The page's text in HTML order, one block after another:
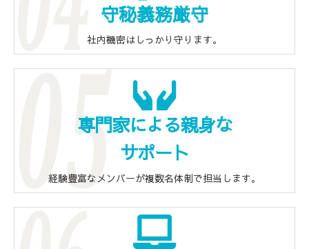
守秘義務厳守
社内機密はしっかり守ります。
専門家による親身な
サポート
経験豊富なメンバーが複数名体制で担当します。